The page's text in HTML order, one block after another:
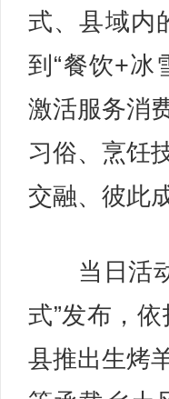
式、县域内
到“餐饮+冰
激活服务消
习俗、烹饪
交融、彼此
当日活动
式”发布，
县推出生烤